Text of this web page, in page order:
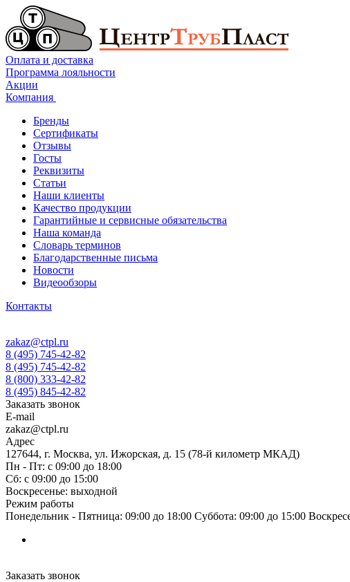
Оплата и доставка
Программа лояльности
Акции
Компания
Бренды
Сертификаты
Отзывы
Госты
Реквизиты
Статьи
Наши клиенты
Качество продукции
Гарантийные и сервисные обязательства
Наша команда
Словарь терминов
Благодарственные письма
Новости
Видеообзоры
Контакты
zakaz@ctpl.ru
8 (495) 745-42-82
8 (495) 745-42-82
8 (800) 333-42-82
8 (495) 845-42-82
Заказать звонок
E-mail
zakaz@ctpl.ru
Адрес
127644, г. Москва, ул. Ижорская, д. 15 (78-й километр МКАД)
Пн - Пт: с 09:00 до 18:00
Сб: с 09:00 до 15:00
Воскресенье: выходной
Режим работы
Понедельник - Пятница: 09:00 до 18:00 Суббота: 09:00 до 15:00
Заказать звонок